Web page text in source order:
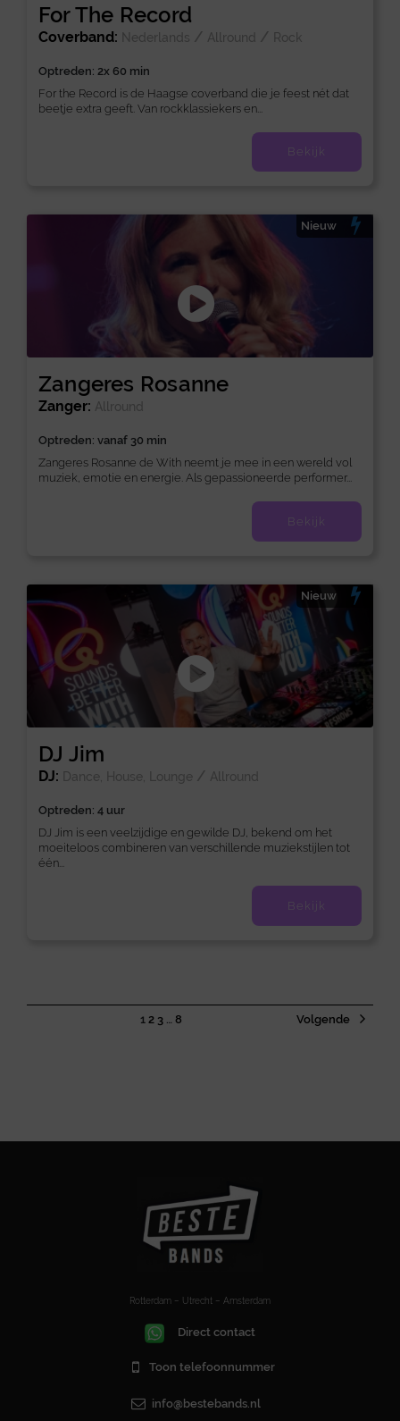
For The Record
Coverband: Nederlands / Allround / Rock
Optreden: 2x 60 min
For the Record is de Haagse coverband die je feest nét dat
beetje extra geeft. Van rockklassiekers en...
Bekijk
Zangeres Rosanne
Nieuw
Zanger: Allround
Optreden: vanaf 30 min
Zangeres Rosanne de With neemt je mee in een wereld vol
muziek, emotie en energie. Als gepassioneerde performer...
Bekijk
DJ Jim
Nieuw
DJ: Dance, House, Lounge / Allround
Optreden: 4 uur
DJ Jim is een veelzijdige en gewilde DJ, bekend om het
moeiteloos combineren van verschillende muziekstijlen tot
één...
Bekijk
1 2 3 8 Volgende
Rotterdam – Utrecht – Amsterdam
Direct contact
Toon telefoonnummer
info@bestebands.nl